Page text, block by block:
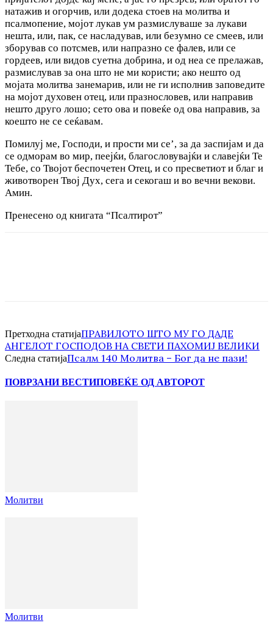
натажив и огорчив, или додека стоев на молитва и
псалмопение, мојот лукав ум размислуваше за лукави
нешта, или, пак, се насладував, или безумно се смеев, или
зборував co потсмев, или напразно се фалев, или се
гордеев, или видов суетна добрина, и од неа се прелажав,
размислував за она што не ми користи; ако нешто од
мојата молитва занемарив, или не ги исполнив заповедите
на мојот духовен отец, или празнословев, или направив
нешто друго лошо; сето ова и повеќе од ова направив, за
коешто не се сеќавам.
Помилуј ме, Господи, и прости ми се’, за да заспијам и да
се одморам во мир, пеејќи, благословувајќи и славејќи Те
Тебе, co Твојот беспочетен Отец, и co пресветиот и благ и
животворен Твој Дух, сега и секогаш и во вечни векови.
Амин.
Пренесено од книгата “Псалтирот”
Претходна статијаПРАВИЛОТО ШТО МУ ГО ДАДЕ
АНГЕЛОТ ГОСПОДОВ HA СВЕТИ ПАХОМИЈ ВЕЛИКИ
Следна статијаПсалм 140 Молитва – Бог да не пази!
ПОВРЗАНИ ВЕСТИПОВЕЌЕ ОД АВТОРОТ
Молитви
Молитви